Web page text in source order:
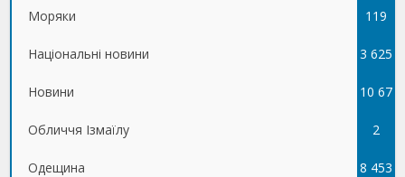
Моряки 119
Національні новини 3 625
Новини 10 67
5
Обличчя Ізмаїлу 2
Одещина 8 453